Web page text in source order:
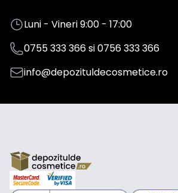
Luni - Vineri 9:00 - 17:00
0755 333 366si0756 333 366
info@depozituldecosmetice.ro